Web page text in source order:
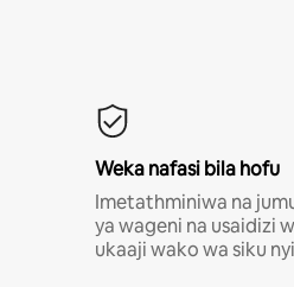
Weka nafasi bila hofu
Imetathminiwa na
ya wageni na usaidizi
ukaaji wako wa siku